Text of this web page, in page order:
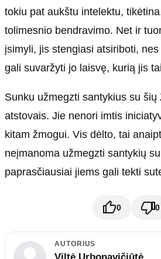
tokiu pat aukštu intelektu,
tolimesnio bendravimo. Net ir
įsimyli, jis stengiasi atsiriboti,
gali suvaržyti jo laisvę, kurią jis
Sunku užmegzti santykius su šių
atstovais. Jie nenori imtis
kitam žmogui. Vis dėlto, tai
neįmanoma užmegzti santykių
paprasčiausiai jiems gali tekti
0 0
AUTORIUS
Viltė Urbonavičiūtė